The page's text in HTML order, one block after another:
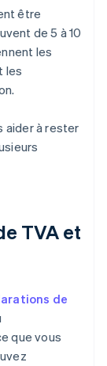
être
de 5 à 10
les
les
aider à rester
TVA et
de
que vous